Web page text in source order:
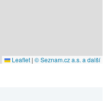
Leaflet | © Seznam.cz a.s. a další